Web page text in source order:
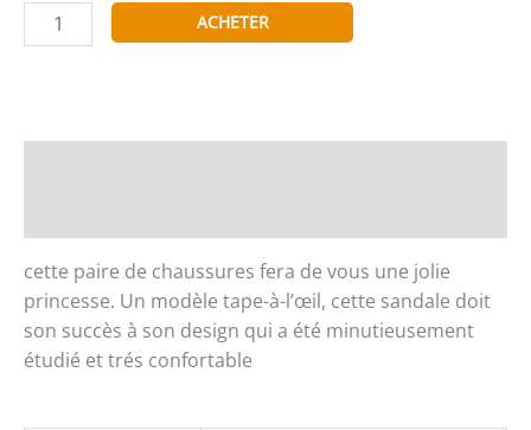
quantité
de
ACHETER
cette paire de chaussures fera de vous une jolie
princesse. Un modèle tape-à-l’œil, cette sandale doit
son succès à son design qui a été minutieusement
étudié et trés confortable